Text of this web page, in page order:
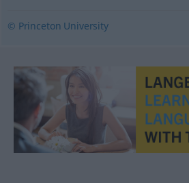
© Princeton University